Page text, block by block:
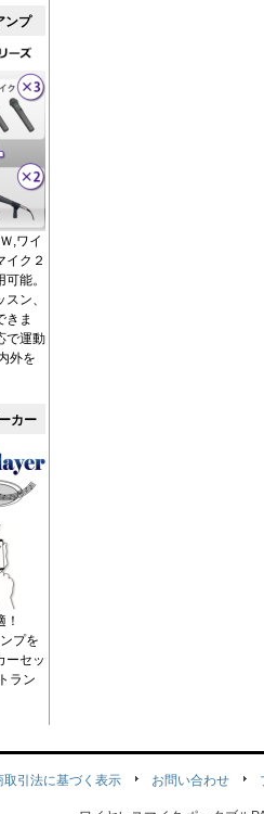
ンプ
,ワイ
イク２
能。
ン、
きま
で運動
外を
カー
プを
ーセッ
ラン
取引法に基づく表示 お問い合わせ